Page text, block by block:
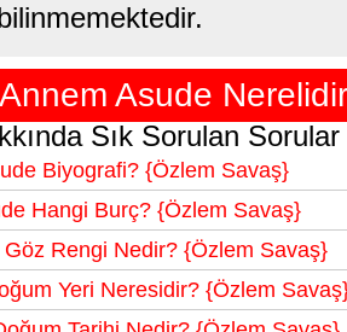
Asude
Sık Sorulan Sorular
Biyografi? {Özlem Savaş}
Hangi Burç? {Özlem Savaş}
Göz Rengi Nedir? {Özlem Savaş}
Yeri Neresidir? {Özlem